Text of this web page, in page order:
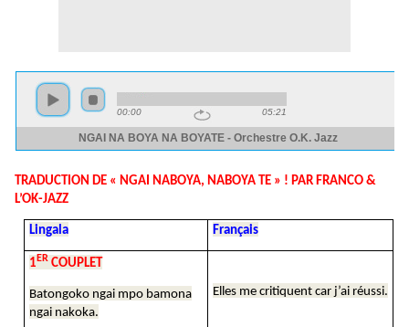
TRADUCTION DE « NGAI NABOYA, NABOYA TE » ! PAR FRANCO &
L’OK-JAZZ
Lingala Français
1ER COUPLET
Batongoko ngai mpo bamona
ngai nakoka.
Elles me critiquent car j’ai réussi.